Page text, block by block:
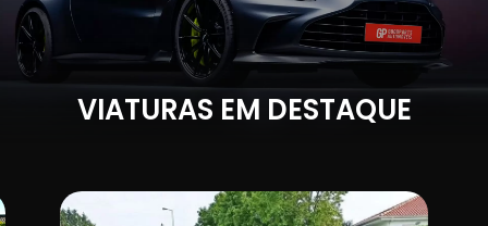
VIATURAS EM DESTAQUE
IVA DEDUTÍVEL